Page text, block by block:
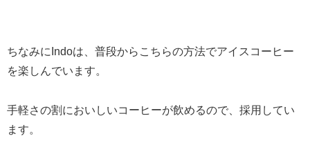
ちなみにIndoは、普段からこちらの方法でアイスコーヒー
を楽しんでいます。
手軽さの割においしいコーヒーが飲めるので、採用してい
ます。